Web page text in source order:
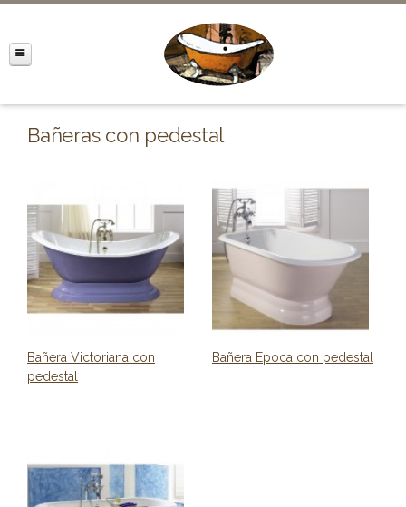
Bañeras con pedestal
Bañera Victoriana con
pedestal
Bañera Epoca con pedestal